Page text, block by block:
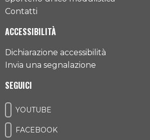
Contatti
ACCESSIBILITÀ
Dichiarazione accessibilità
Invia una segnalazione
SEGUICI
YOUTUBE
FACEBOOK